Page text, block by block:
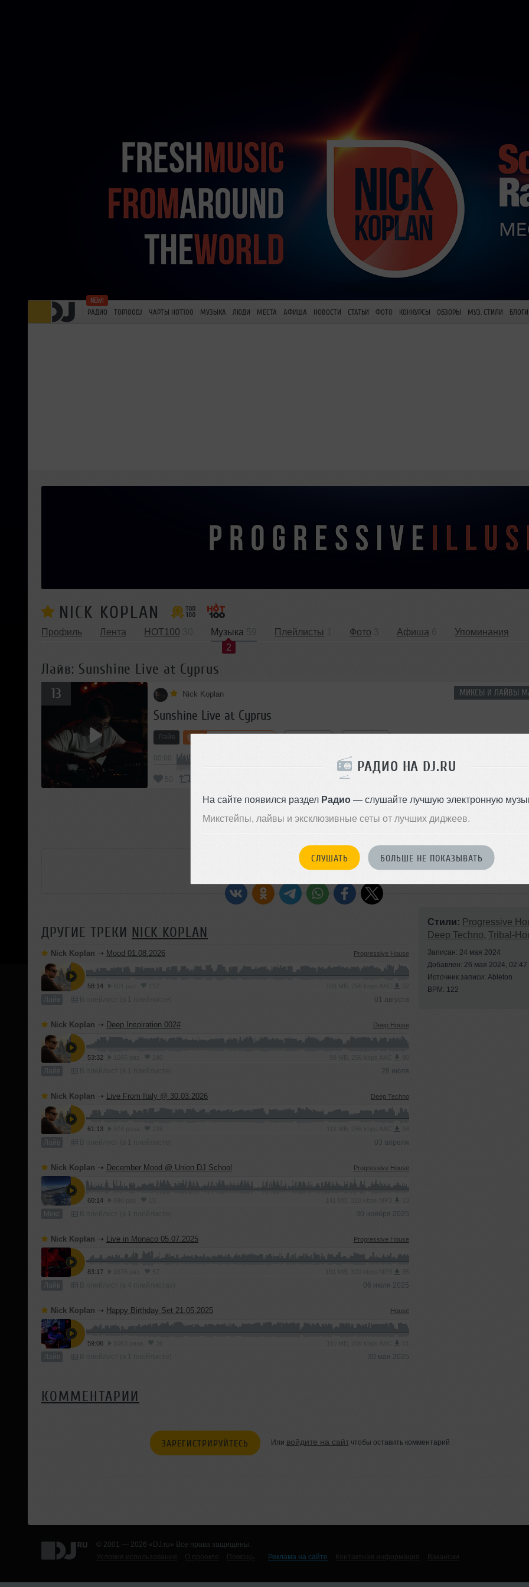
РАДИО НА DJ.RU
На сайте появился раздел Радио— слушайте лучшую электронную
Микстейпы, лайвы и эксклюзивные сеты от лучших диджеев.
СЛУШАТЬ БОЛЬШЕ НЕ ПОКАЗЫВАТЬ
РАДИО TOP100DJ ЧАРТЫ HOT100 МУЗЫКА ЛЮДИ МЕСТА АФИША НОВОСТИ СТАТЬИ ФОТО КОНКУРСЫ ОБЗОРЫ МУЗ. СТИЛИ БЛОГИ
NICK KOPLAN
Профиль Лента HOT100
Музыка
2
Плейлисты Фото Афиша Упоминания
Лайв: Sunshine Live at Cyprus
МИКСЫ И ЛАЙВЫ
13 Nick Koplan
Sunshine Live at Cyprus
Лайв
50 Комментировать
ПОДДЕРЖАТЬ АРТИСТА
РАССКАЖИ ДРУЗЬЯМ
ДРУГИЕ ТРЕКИ NICK KOPLAN
Nick Koplan ➝ Mood 01.08.2026 Progressive House
58:14
Лайв 01 августа
Nick Koplan ➝ Deep Inspiration 002# Deep House
53:32
Лайв 28 июля
Nick Koplan ➝ Live From Italy @ 30.03.2026 Deep Techno
61:13
Лайв 03 апреля
Nick Koplan ➝ December Mood @ Union DJ School Progressive House
60:14
Микс 30 ноября 2025
Nick Koplan ➝ Live in Monaco 05.07.2025 Progressive House
83:17
Лайв 06 июля 2025
Nick Koplan ➝ Happy Birthday Set 21.05.2025 House
59:06
Лайв 30 мая 2025
Стили: Progressive
Deep Techno, Tribal-
Записан: 24 мая 2024
Добавлен: 26 мая 2024, 02:47
Источник записи: Ableton
BPM: 122
КОММЕНТАРИИ
ЗАРЕГИСТРИРУЙТЕСЬ Или войдите на сайтчтобы оставить комментарий
© 2001 — 2026 «DJ.ru» Все права защищены.
Реклама на сайте